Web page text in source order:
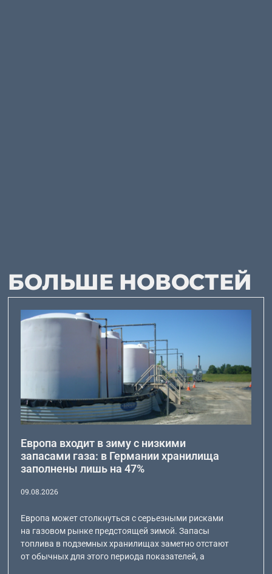
БОЛЬШЕ НОВОСТЕЙ
Европа входит в зиму с низкими
запасами газа: в Германии хранилища
заполнены лишь на 47%
09.08.2026
Европа может столкнуться с серьезными рисками
на газовом рынке предстоящей зимой. Запасы
топлива в подземных хранилищах заметно отстают
от обычных для этого периода показателей, а